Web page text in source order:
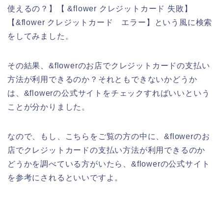
使えるの？】【 &flower クレジットカード 失敗】
【&flower クレジットカード エラー】という風に検索
をしてみました。
その結果、&flowerのお店でクレジットカードの支払い
方法が利用できるのか？それともできないかどうか
は、&flowerの公式サイトをチェックすればいいという
ことが分かりました。
なので、もし、こちらをご覧の方の中に、&flowerのお
店でクレジットカードの支払い方法が利用できるのか
どうかを調べている方がいたら、&flowerの公式サイト
を参考にされるといいですよ。